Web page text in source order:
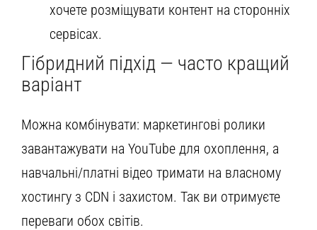
хочете розміщувати контент на сторонніх
сервісах.
Гібридний підхід — часто кращий
варіант
Можна комбінувати: маркетингові ролики
завантажувати на YouTube для охоплення, а
навчальні/платні відео тримати на власному
хостингу з CDN і захистом. Так ви отримуєте
переваги обох світів.